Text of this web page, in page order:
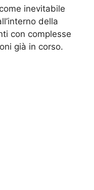
inevitabile
della
con complesse
già in corso.